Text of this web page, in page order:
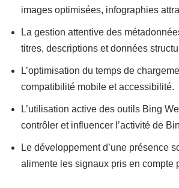
images optimisées, infographies
La gestion attentive des
titres, descriptions et données
L’optimisation du temps de
compatibilité mobile et accessibilité.
L’utilisation active des outils Bing
contrôler et influencer l’activité de
Le développement d’une présence
alimente les signaux pris en compte